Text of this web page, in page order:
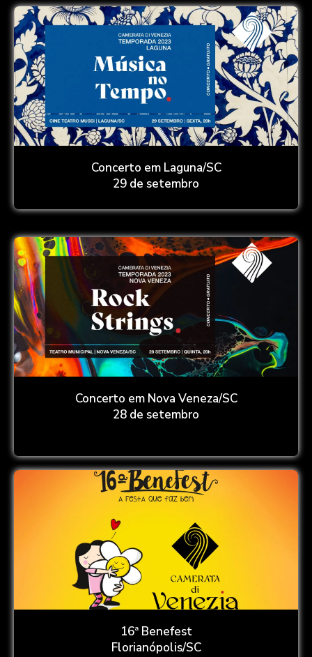
Concerto em Laguna/SC
29 de setembro
Concerto em Nova Veneza/SC
28 de setembro
16ª Benefest
Florianópolis/SC